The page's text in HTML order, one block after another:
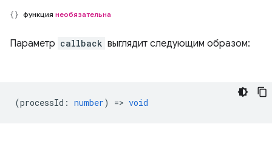
функция необязательна
Параметр callback выглядит следующим образом:
(processId : number) => void